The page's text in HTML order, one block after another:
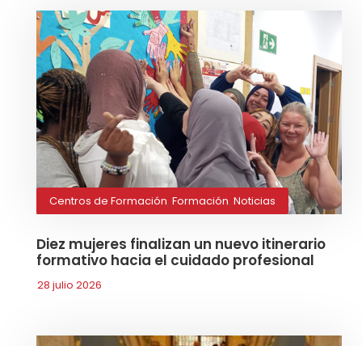
Centros de Formación, Formación, Noticias
Diez mujeres finalizan un nuevo itinerario
formativo hacia el cuidado profesional
28 julio 2026